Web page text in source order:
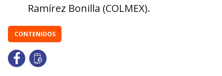
Ramírez Bonilla (COLMEX).
CONTENIDOS